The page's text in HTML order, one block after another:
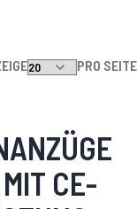
hinzufügen
PRO SEITE
CE-